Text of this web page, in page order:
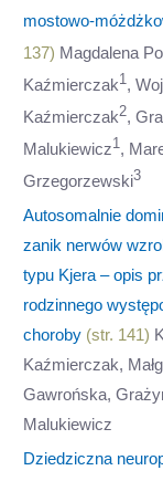
mostowo-
137) Magdalena
Kaźmierczak1 ,
Kaźmierczak2,
Malukiewicz1 ,
Grzegorzewski3
Autosomalnie
zanik nerwów
typu Kjera – opis
rodzinnego
choroby (str. 141)
Kaźmierczak,
Gawrońska,
Malukiewicz
Dziedziczna